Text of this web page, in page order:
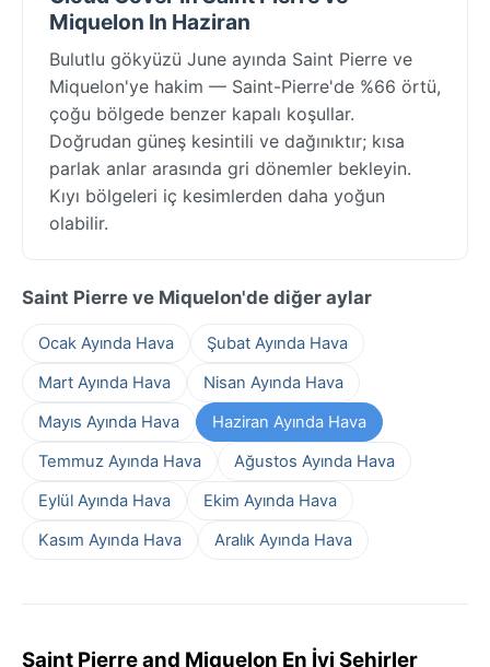
Miquelon In Haziran
Bulutlu gökyüzü June ayında Saint Pierre ve
Miquelon'ye hakim — Saint-Pierre'de %66 örtü,
çoğu bölgede benzer kapalı koşullar.
Doğrudan güneş kesintili ve dağınıktır; kısa
parlak anlar arasında gri dönemler bekleyin.
Kıyı bölgeleri iç kesimlerden daha yoğun
olabilir.
Saint Pierre ve Miquelon'de diğer aylar
Ocak Ayında Hava
Şubat Ayında Hava
Mart Ayında Hava
Nisan Ayında Hava
Mayıs Ayında Hava
Haziran Ayında Hava
Temmuz Ayında Hava
Ağustos Ayında Hava
Eylül Ayında Hava
Ekim Ayında Hava
Kasım Ayında Hava
Aralık Ayında Hava
Saint Pierre and Miquelon En İyi Şehirler